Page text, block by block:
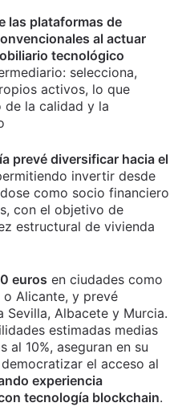
las plataformas de
al actuar
tecnológico
selecciona,
activos, lo que
la calidad y la
prevé diversificar hacia el
invertir desde
como socio financiero
con el objetivo de
estructural de vivienda
euros en ciudades como
o Alicante, y prevé
Sevilla, Albacete y Murcia.
estimadas medias
al 10%, aseguran en su
el acceso al
experiencia
tecnología blockchain.